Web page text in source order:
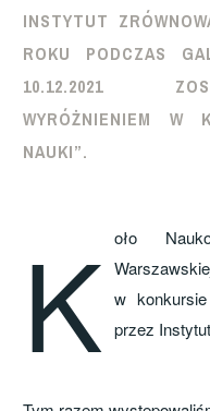
INSTYTUT
ROKU PODCZAS
10.12.2021
WYRÓŻNIENIEM W
NAUKI”.
K oło
w konkursie
przez